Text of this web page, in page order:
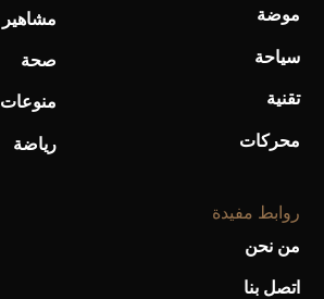
موضة
سياحة
تقنية
محركات
مشاهير
صحة
منوعات
رياضة
روابط مفيدة
من نحن
اتصل بنا